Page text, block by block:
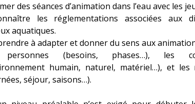
des séances d’animation dans l’eau avec les
les réglementations associées aux
aquatiques.
à adapter et donner du sens aux
(besoins, phases…), les
humain, naturel, matériel…), et les
séjour, saisons…).